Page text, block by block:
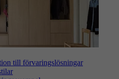
till förvaringslösningar